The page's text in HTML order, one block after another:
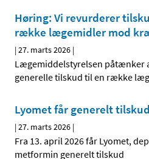
Høring: Vi revurderer
række lægemidler mod
|27. marts 2026 |
Lægemiddelstyrelsen påtænker
generelle tilskud til en række
Lyomet får generelt tilskud
|27. marts 2026 |
Fra 13. april 2026 får Lyomet,
metformin generelt tilskud